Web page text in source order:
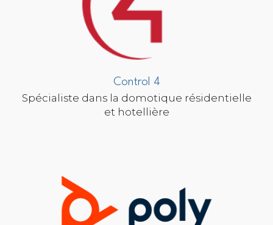
Control 4
Spécialiste dans la domotique résidentielle
et hotellière